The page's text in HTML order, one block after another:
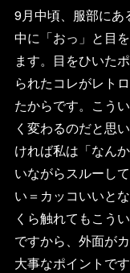
9月中頃、服部にあ
中に「おっ」と目
ます。目をひいた
られたコレがレト
たからです。こう
く変わるのだと思
ければ私は「なん
いながらスルーし
い＝カッコいいと
くら触れてもこう
ですから、外面が
大事なポイントです